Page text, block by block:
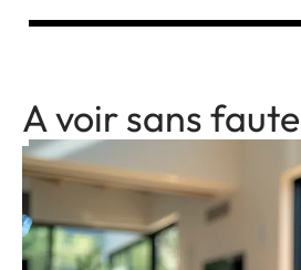
A voir sans faute